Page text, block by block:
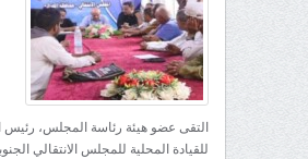
التقى عضو هيئة رئاسة المجلس، رئيس
للقيادة المحلية للمجلس الانتقالي